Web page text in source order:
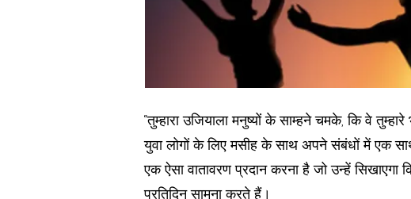
“तुम्हारा उजियाला मनुष्यों के साम्हने चमके, कि वे
युवा लोगों के लिए मसीह के साथ अपने संबंधों में एक
एक ऐसा वातावरण प्रदान करना है जो उन्हें
प्रतिदिन सामना करते हैं।